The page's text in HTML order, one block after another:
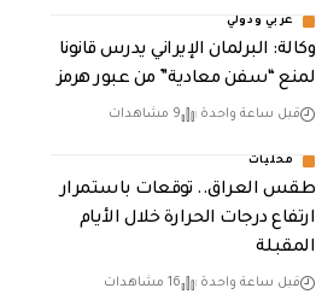
عربي ودولي
وكالة: البرلمان الإيراني يدرس قانونا
لمنع “سفن معادية” من عبور هرمز
قبل ساعة واحدة 9 مشاهدات
محليات
طقس العراق.. توقعات باستمرار
ارتفاع درجات الحرارة خلال الأيام
المقبلة
قبل ساعة واحدة 16 مشاهدات